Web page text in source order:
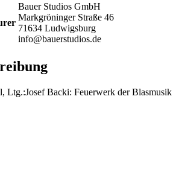
Bauer Studios GmbH
Markgröninger Straße 46
71634 Ludwigsburg
info@bauerstudios.de
Ltg.:Josef Backi: Feuerwerk der Blasmusik